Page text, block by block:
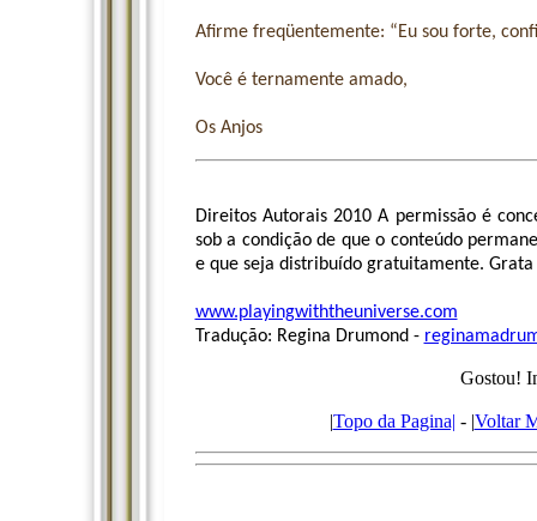
Afirme freqüentemente: “Eu sou forte,
Você é ternamente amado,
Os Anjos
Direitos Autorais 2010 A permissão é
sob a condição de que o conteúdo
e que seja distribuído gratuitamente. Grata
www.playingwiththeuniverse.com
Tradução: Regina Drumond -
Gostou!
|Topo da Pagina| - |Voltar